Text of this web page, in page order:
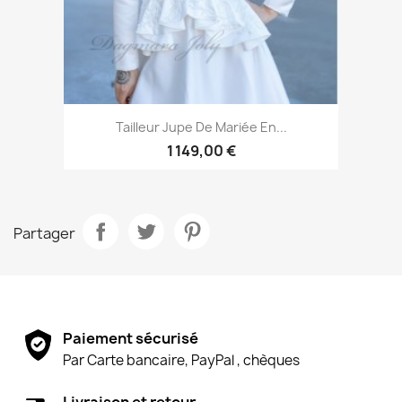
Tailleur Jupe De Mariée En...
1 149,00 €
Partager
Paiement sécurisé
Par Carte bancaire, PayPal , chèques